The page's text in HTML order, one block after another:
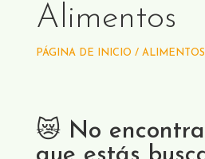
Alimentos
PÁGINA DE INICIO / ALIMENTOS